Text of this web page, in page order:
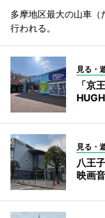
多摩地区最大の山車（
行われる。
見る・
「京
見る・
八王
映画